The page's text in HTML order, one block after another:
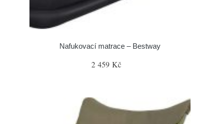
Nafukovací matrace – Bestway
2 459 Kč